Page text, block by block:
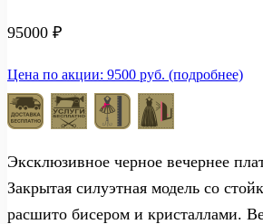
95000 ₽
Цена по акции: 9500 руб. (подробнее)
Эксклюзивное черное вечернее
Закрытая силуэтная модель со
расшито бисером и кристаллами.